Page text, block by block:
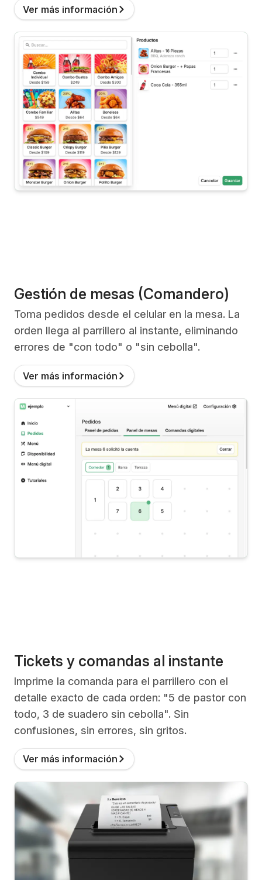
Ver más información
Gestión de mesas (Comandero)
Toma pedidos desde el celular en la mesa. La
orden llega al parrillero al instante, eliminando
errores de "con todo" o "sin cebolla".
Ver más información
Tickets y comandas al instante
Imprime la comanda para el parrillero con el
detalle exacto de cada orden: "5 de pastor con
todo, 3 de suadero sin cebolla". Sin
confusiones, sin errores, sin gritos.
Ver más información